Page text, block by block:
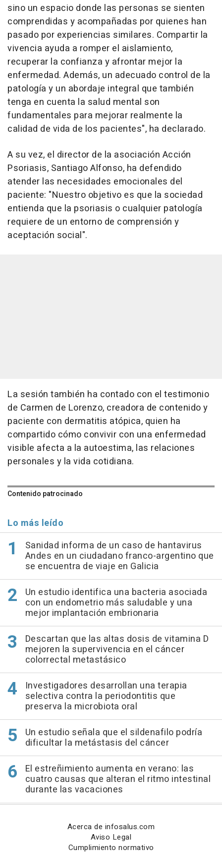
sino un espacio donde las personas se sienten
comprendidas y acompañadas por quienes han
pasado por experiencias similares. Compartir la
vivencia ayuda a romper el aislamiento,
recuperar la confianza y afrontar mejor la
enfermedad. Además, un adecuado control de la
patología y un abordaje integral que también
tenga en cuenta la salud mental son
fundamentales para mejorar realmente la
calidad de vida de los pacientes", ha declarado.
A su vez, el director de la asociación Acción
Psoriasis, Santiago Alfonso, ha defendido
atender las necesidades emocionales del
paciente: "Nuestro objetivo es que la sociedad
entienda que la psoriasis o cualquier patología
requiere de un entorno de comprensión y
aceptación social".
La sesión también ha contado con el testimonio
de Carmen de Lorenzo, creadora de contenido y
paciente con dermatitis atópica, quien ha
compartido cómo convivir con una enfermedad
visible afecta a la autoestima, las relaciones
personales y la vida cotidiana.
Contenido patrocinado
Lo más leído
Sanidad informa de un caso de hantavirus
Andes en un ciudadano franco-argentino que
se encuentra de viaje en Galicia
Un estudio identifica una bacteria asociada
con un endometrio más saludable y una
mejor implantación embrionaria
Descartan que las altas dosis de vitamina D
mejoren la supervivencia en el cáncer
colorrectal metastásico
Investigadores desarrollan una terapia
selectiva contra la periodontitis que
preserva la microbiota oral
Un estudio señala que el sildenafilo podría
dificultar la metástasis del cáncer
El estreñimiento aumenta en verano: las
cuatro causas que alteran el ritmo intestinal
durante las vacaciones
Acerca de infosalus.com
Aviso Legal
Cumplimiento normativo